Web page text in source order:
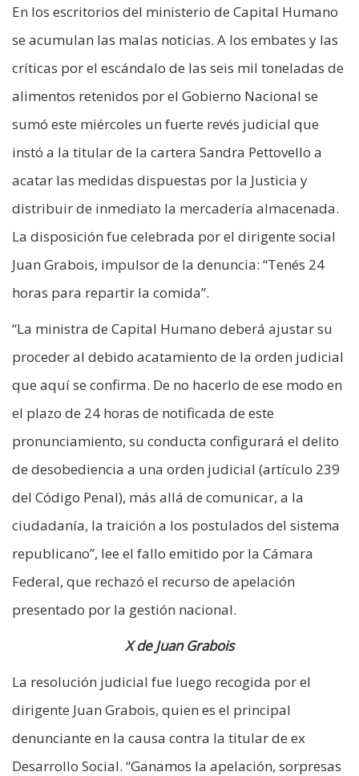
En los escritorios del ministerio de Capital Humano
se acumulan las malas noticias. A los embates y las
críticas por el escándalo de las seis mil toneladas de
alimentos retenidos por el Gobierno Nacional se
sumó este miércoles un fuerte revés judicial que
instó a la titular de la cartera Sandra Pettovello a
acatar las medidas dispuestas por la Justicia y
distribuir de inmediato la mercadería almacenada.
La disposición fue celebrada por el dirigente social
Juan Grabois, impulsor de la denuncia: “Tenés 24
horas para repartir la comida”.
“La ministra de Capital Humano deberá ajustar su
proceder al debido acatamiento de la orden judicial
que aquí se confirma. De no hacerlo de ese modo en
el plazo de 24 horas de notificada de este
pronunciamiento, su conducta configurará el delito
de desobediencia a una orden judicial (artículo 239
del Código Penal), más allá de comunicar, a la
ciudadanía, la traición a los postulados del sistema
republicano”, lee el fallo emitido por la Cámara
Federal, que rechazó el recurso de apelación
presentado por la gestión nacional.
X de Juan Grabois
La resolución judicial fue luego recogida por el
dirigente Juan Grabois, quien es el principal
denunciante en la causa contra la titular de ex
Desarrollo Social. “Ganamos la apelación, sorpresas